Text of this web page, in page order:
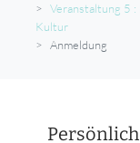
Veranstaltung 5 :
Kultur
Anmeldung